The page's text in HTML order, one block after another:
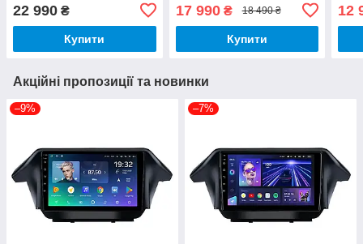
22 990 ₴
Купити
17 990₴ 18 490 ₴
Купити
12
Акційні пропозиції та новинки
–9% –7%